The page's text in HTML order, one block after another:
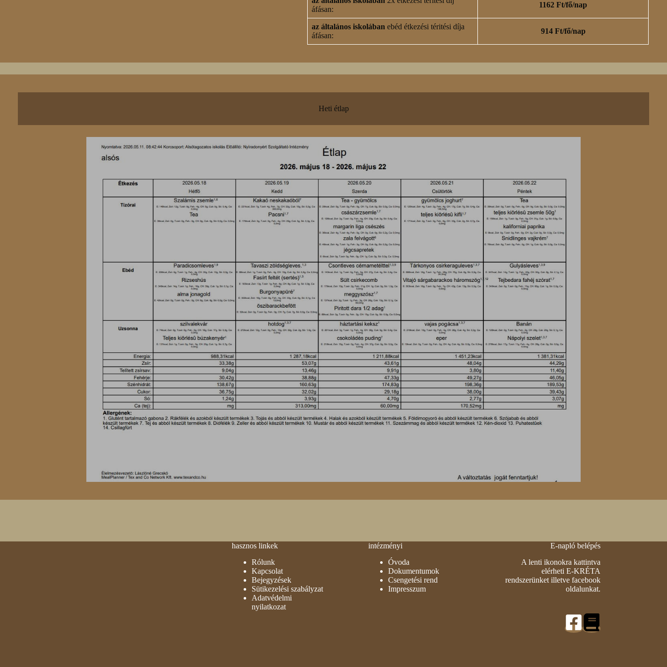
áfásan:
1162 Ft/fő/nap
az általános iskolában ebéd étkezési téritési díja
áfásan:
914 Ft/fő/nap
Heti étlap
hasznos linkek
Rólunk
Kapcsolat
Bejegyzések
Sütikezelési szabályzat
Adatvédelmi
nyilatkozat
intézményi
Óvoda
Dokumentumok
Csengetési rend
Impresszum
E-napló belépés
A lenti ikonokra kattintva
elérheti E-KRÉTA
rendszerünket illetve facebook
oldalunkat.